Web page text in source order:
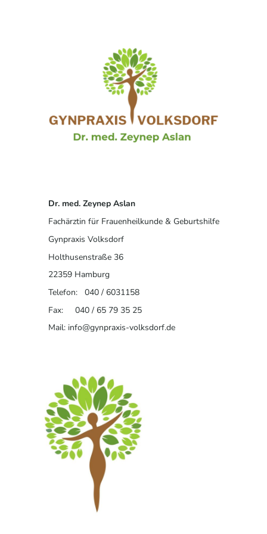
Dr. med. Zeynep Aslan
Fachärztin für Frauenheilkunde & Geburtshilfe
Gynpraxis Volksdorf
Holthusenstraße 36
22359 Hamburg
Telefon: 040 / 6031158
Fax: 040 / 65 79 35 25
Mail: info@gynpraxis-volksdorf.de